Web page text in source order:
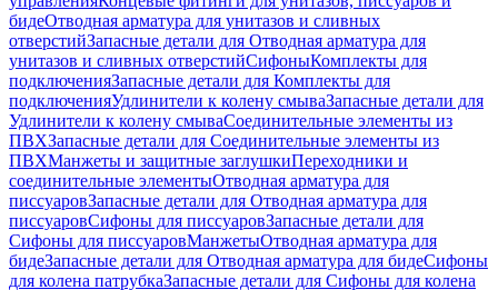
бидеОтводная арматура для унитазов и сливных
отверстийЗапасные детали для Отводная арматура для
унитазов и сливных отверстийСифоныКомплекты для
подключенияЗапасные детали для Комплекты для
подключенияУдлинители к колену смываЗапасные детали для
Удлинители к колену смываСоединительные элементы из
ПВХЗапасные детали для Соединительные элементы из
ПВХМанжеты и защитные заглушкиПереходники и
соединительные элементыОтводная арматура для
писсуаровЗапасные детали для Отводная арматура для
писсуаровCифоны для писсуаровЗапасные детали для
Cифоны для писсуаровМанжетыОтводная арматура для
бидеЗапасные детали для Отводная арматура для бидеСифоны
для колена патрубкаЗапасные детали для Сифоны для колена